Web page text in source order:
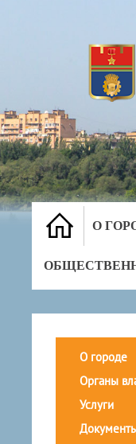
О
О городе
Органы
Услуги